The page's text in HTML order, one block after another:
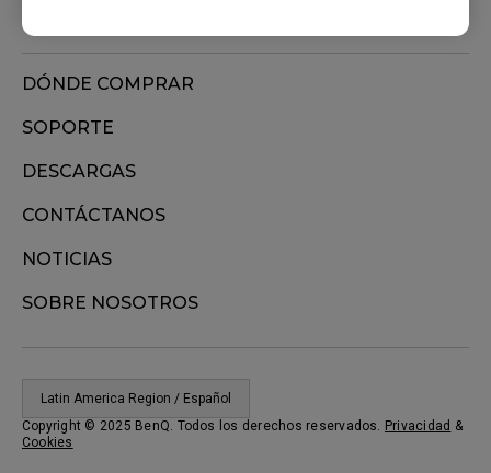
DÓNDE COMPRAR
SOPORTE
DESCARGAS
CONTÁCTANOS
NOTICIAS
SOBRE NOSOTROS
Latin America Region / Español
Copyright © 2025 BenQ. Todos los derechos reservados. Privacidad &
Cookies